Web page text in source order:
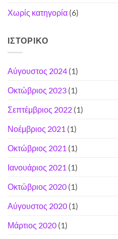
Χωρίς κατηγορία (6)
ΙΣΤΟΡΙΚΌ
Αύγουστος 2024 (1)
Οκτώβριος 2023 (1)
Σεπτέμβριος 2022 (1)
Νοέμβριος 2021 (1)
Οκτώβριος 2021 (1)
Ιανουάριος 2021 (1)
Οκτώβριος 2020 (1)
Αύγουστος 2020 (1)
Μάρτιος 2020 (1)